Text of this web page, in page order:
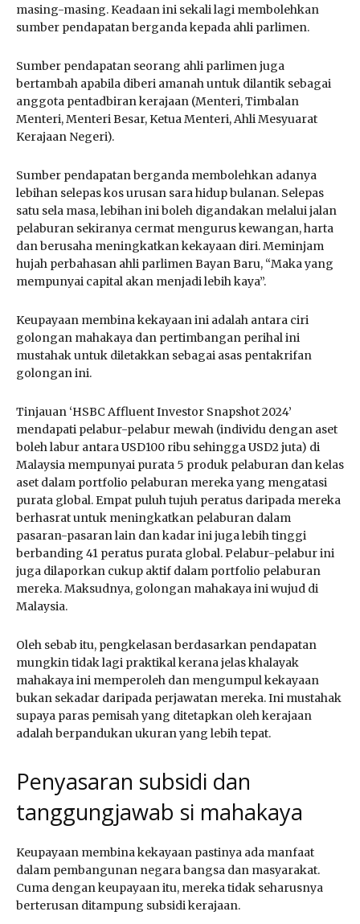
masing-masing. Keadaan ini sekali lagi membolehkan
sumber pendapatan berganda kepada ahli parlimen.
Sumber pendapatan seorang ahli parlimen juga
bertambah apabila diberi amanah untuk dilantik sebagai
anggota pentadbiran kerajaan (Menteri, Timbalan
Menteri, Menteri Besar, Ketua Menteri, Ahli Mesyuarat
Kerajaan Negeri).
Sumber pendapatan berganda membolehkan adanya
lebihan selepas kos urusan sara hidup bulanan. Selepas
satu sela masa, lebihan ini boleh digandakan melalui jalan
pelaburan sekiranya cermat mengurus kewangan, harta
dan berusaha meningkatkan kekayaan diri. Meminjam
hujah perbahasan ahli parlimen Bayan Baru, “Maka yang
mempunyai capital akan menjadi lebih kaya”.
Keupayaan membina kekayaan ini adalah antara ciri
golongan mahakaya dan pertimbangan perihal ini
mustahak untuk diletakkan sebagai asas pentakrifan
golongan ini.
Tinjauan ‘HSBC Affluent Investor Snapshot 2024’
mendapati pelabur-pelabur mewah (individu dengan aset
boleh labur antara USD100 ribu sehingga USD2 juta) di
Malaysia mempunyai purata 5 produk pelaburan dan kelas
aset dalam portfolio pelaburan mereka yang mengatasi
purata global. Empat puluh tujuh peratus daripada mereka
berhasrat untuk meningkatkan pelaburan dalam
pasaran-pasaran lain dan kadar ini juga lebih tinggi
berbanding 41 peratus purata global. Pelabur-pelabur ini
juga dilaporkan cukup aktif dalam portfolio pelaburan
mereka. Maksudnya, golongan mahakaya ini wujud di
Malaysia.
Oleh sebab itu, pengkelasan berdasarkan pendapatan
mungkin tidak lagi praktikal kerana jelas khalayak
mahakaya ini memperoleh dan mengumpul kekayaan
bukan sekadar daripada perjawatan mereka. Ini mustahak
supaya paras pemisah yang ditetapkan oleh kerajaan
adalah berpandukan ukuran yang lebih tepat.
Penyasaran subsidi dan
tanggungjawab si mahakaya
Keupayaan membina kekayaan pastinya ada manfaat
dalam pembangunan negara bangsa dan masyarakat.
Cuma dengan keupayaan itu, mereka tidak seharusnya
berterusan ditampung subsidi kerajaan.